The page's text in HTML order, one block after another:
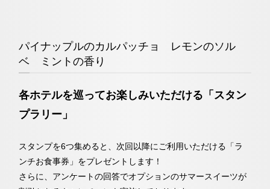
パイナップルのカルパッチョ レモンのソル
ベ ミントの香り
各ホテルを巡ってお楽しみいただける「スタン
プラリー」
スタンプを6つ集めると、次回以降にご利用いただける「ラ
ンチお食事券」をプレゼントします！
さらに、アンケートの回答でオプションのサマースイーツが